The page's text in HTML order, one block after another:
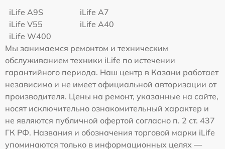
iLife A9S
iLife A7
iLife V55
iLife A40
iLife W400
Мы занимаемся ремонтом и техническим
обслуживанием техники iLife по истечении
гарантийного периода. Наш центр в Казани работает
независимо и не имеет официальной авторизации от
производителя. Цены на ремонт, указанные на сайте,
носят исключительно ознакомительный характер и
не являются публичной офертой согласно п. 2 ст. 437
ГК РФ. Названия и обозначения торговой марки iLife
упоминаются только в информационных целях —